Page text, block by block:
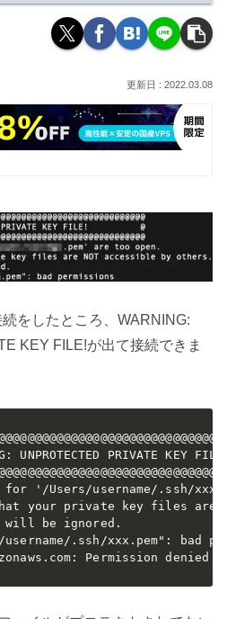
2022.03.08
をしたところ、WARNING:
KEY FILE!が出て接続できま
UNPROTECTED PRIVATE KEY
for '/Users/username/.ssh/
your private key files are
will be ignored.
.ssh/xxx.pem": bad
Permission